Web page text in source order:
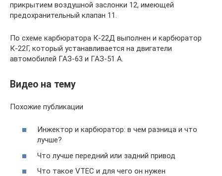
прикрытием воздушной заслонки 12, имеющей
предохранительный клапан 11.
По схеме карбюратора К-22Д выполнен и карбюратор
К-22Г, который устанавливается на двигатели
автомобилей ГАЗ-63 и ГАЗ-51 А.
Видео на тему
Похожие публикации
Инжектор и карбюратор: в чем разница и что
лучше?
Что лучше передний или задний привод
Что такое VTEC и для чего он нужен